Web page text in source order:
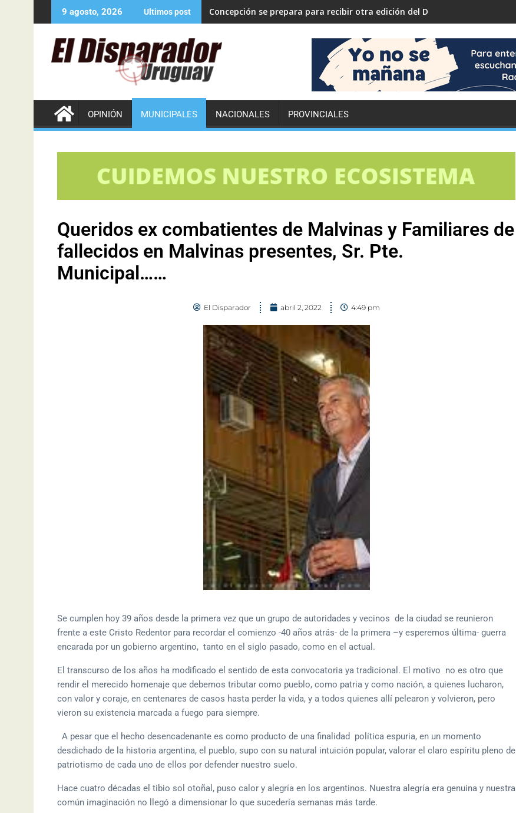
9 agosto, 2026 Ultimos post Concepción se prepara para recibir otra edición del Desafío ECO YPF
OPINIÓN MUNICIPALES NACIONALES PROVINCIALES
Queridos ex combatientes de Malvinas y Familiares de
fallecidos en Malvinas presentes, Sr. Pte.
Municipal……
El Disparador abril 2, 2022 4:49 pm
Se cumplen hoy 39 años desde la primera vez que un grupo de autoridades y vecinos de la ciudad se reunieron
frente a este Cristo Redentor para recordar el comienzo -40 años atrás- de la primera –y esperemos última- guerra
encarada por un gobierno argentino, tanto en el siglo pasado, como en el actual.
El transcurso de los años ha modificado el sentido de esta convocatoria ya tradicional. El motivo no es otro que
rendir el merecido homenaje que debemos tributar como pueblo, como patria y como nación, a quienes lucharon,
con valor y coraje, en centenares de casos hasta perder la vida, y a todos quienes allí pelearon y volvieron, pero
vieron su existencia marcada a fuego para siempre.
A pesar que el hecho desencadenante es como producto de una finalidad política espuria, en un momento
desdichado de la historia argentina, el pueblo, supo con su natural intuición popular, valorar el claro espíritu pleno de
patriotismo de cada uno de ellos por defender nuestro suelo.
Hace cuatro décadas el tibio sol otoñal, puso calor y alegría en los argentinos. Nuestra alegría era genuina y nuestra
común imaginación no llegó a dimensionar lo que sucedería semanas más tarde.